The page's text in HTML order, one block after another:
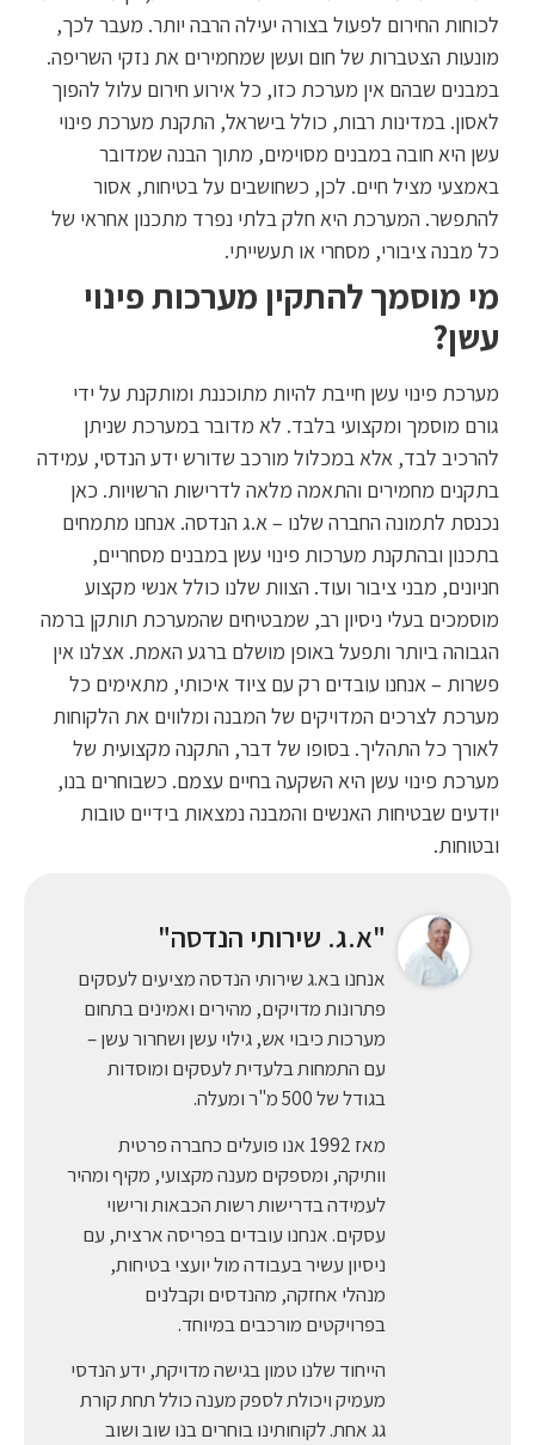
לכוחות החירום לפעול בצורה יעילה הרבה יותר. מעבר לכך,
מונעות הצטברות של חום ועשן שמחמירים את נזקי השריפה.
במבנים שבהם אין מערכת כזו, כל אירוע חירום עלול להפוך
לאסון. במדינות רבות, כולל בישראל, התקנת מערכת פינוי
עשן היא חובה במבנים מסוימים, מתוך הבנה שמדובר
באמצעי מציל חיים. לכן, כשחושבים על בטיחות, אסור
להתפשר. המערכת היא חלק בלתי נפרד מתכנון אחראי של
כל מבנה ציבורי, מסחרי או תעשייתי.
מי מוסמך להתקין מערכות פינוי
עשן?
מערכת פינוי עשן חייבת להיות מתוכננת ומותקנת על ידי
גורם מוסמך ומקצועי בלבד. לא מדובר במערכת שניתן
להרכיב לבד, אלא במכלול מורכב שדורש ידע הנדסי, עמידה
בתקנים מחמירים והתאמה מלאה לדרישות הרשויות. כאן
נכנסת לתמונה החברה שלנו – א.ג הנדסה. אנחנו מתמחים
בתכנון ובהתקנת מערכות פינוי עשן במבנים מסחריים,
חניונים, מבני ציבור ועוד. הצוות שלנו כולל אנשי מקצוע
מוסמכים בעלי ניסיון רב, שמבטיחים שהמערכת תותקן ברמה
הגבוהה ביותר ותפעל באופן מושלם ברגע האמת. אצלנו אין
פשרות – אנחנו עובדים רק עם ציוד איכותי, מתאימים כל
מערכת לצרכים המדויקים של המבנה ומלווים את הלקוחות
לאורך כל התהליך. בסופו של דבר, התקנה מקצועית של
מערכת פינוי עשן היא השקעה בחיים עצמם. כשבוחרים בנו,
יודעים שבטיחות האנשים והמבנה נמצאות בידיים טובות
ובטוחות.
"א.ג. שירותי הנדסה"
אנחנו בא.ג שירותי הנדסה מציעים לעסקים
פתרונות מדויקים, מהירים ואמינים בתחום
מערכות כיבוי אש, גילוי עשן ושחרור עשן –
עם התמחות בלעדית לעסקים ומוסדות
בגודל של 500 מ"ר ומעלה.
מאז 1992 אנו פועלים כחברה פרטית
וותיקה, ומספקים מענה מקצועי, מקיף ומהיר
לעמידה בדרישות רשות הכבאות ורישוי
עסקים. אנחנו עובדים בפריסה ארצית, עם
ניסיון עשיר בעבודה מול יועצי בטיחות,
מנהלי אחזקה, מהנדסים וקבלנים
בפרויקטים מורכבים במיוחד.
הייחוד שלנו טמון בגישה מדויקת, ידע הנדסי
מעמיק ויכולת לספק מענה כולל תחת קורת
גג אחת. לקוחותינו בוחרים בנו שוב ושוב